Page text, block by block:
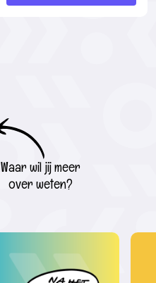
Waar wil jij meer
over weten?